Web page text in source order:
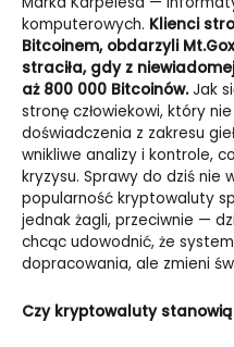
komputerowych. Klienci
Bitcoinem, obdarzyli
straciła, gdy z
aż 800 000 Bitcoinów.Jak
stronę człowiekowi, który
doświadczenia z zakresu
wnikliwe analizy i kontrole,
kryzysu. Sprawy do dziś nie
popularność kryptowaluty
jednak żagli, przeciwnie —
chcąc udowodnić, że
dopracowania, ale zmieni
Czy kryptowaluty